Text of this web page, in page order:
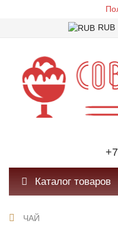
RUB
Каталог товаров
ЧАЙ